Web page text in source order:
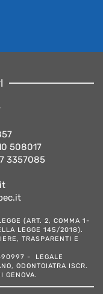
508017
3357085
(ART. 2, COMMA 1-
LEGGE 145/2018).
TRASPARENTI E
- LEGALE
ODONTOIATRA ISCR.
GENOVA.